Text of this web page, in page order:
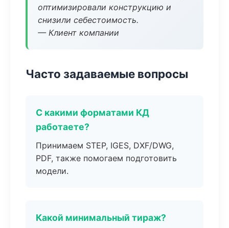
оптимизировали конструкцию и
снизили себестоимость.
— Клиент компании
Часто задаваемые вопросы
С какими форматами КД
работаете?
Принимаем STEP, IGES, DXF/DWG,
PDF, также помогаем подготовить
модели.
Какой минимальный тираж?